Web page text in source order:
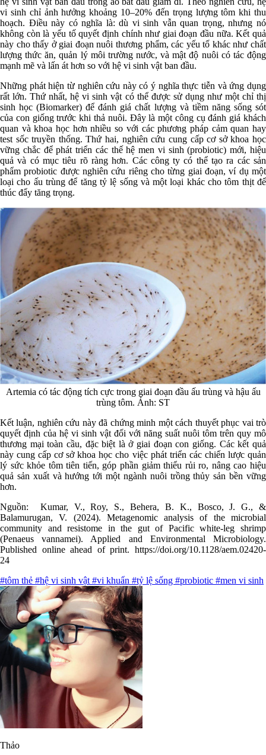
vi sinh chỉ ảnh hưởng khoảng 10–20% đến trọng lượng tôm khi thu
hoạch. Điều này có nghĩa là: dù vi sinh vẫn quan trọng, nhưng nó
không còn là yếu tố quyết định chính như giai đoạn đầu nữa. Kết quả
này cho thấy ở giai đoạn nuôi thương phẩm, các yếu tố khác như chất
lượng thức ăn, quản lý môi trường nước, và mật độ nuôi có tác động
mạnh mẽ và lấn át hơn so với hệ vi sinh vật ban đầu.
Những phát hiện từ nghiên cứu này có ý nghĩa thực tiễn và ứng dụng
rất lớn. Thứ nhất, hệ vi sinh vật có thể được sử dụng như một chỉ thị
sinh học (Biomarker) để đánh giá chất lượng và tiềm năng sống sót
của con giống trước khi thả nuôi. Đây là một công cụ đánh giá khách
quan và khoa học hơn nhiều so với các phương pháp cảm quan hay
test sốc truyền thống. Thứ hai, nghiên cứu cung cấp cơ sở khoa học
vững chắc để phát triển các thế hệ men vi sinh (probiotic) mới, hiệu
quả và có mục tiêu rõ ràng hơn. Các công ty có thể tạo ra các sản
phẩm probiotic được nghiên cứu riêng cho từng giai đoạn, ví dụ một
loại cho ấu trùng để tăng tỷ lệ sống và một loại khác cho tôm thịt để
thúc đẩy tăng trọng.
Artemia có tác động tích cực trong giai đoạn đầu ấu trùng và hậu ấu
trùng tôm. Ảnh: ST
Kết luận, nghiên cứu này đã chứng minh một cách thuyết phục vai trò
quyết định của hệ vi sinh vật đối với năng suất nuôi tôm trên quy mô
thương mại toàn cầu, đặc biệt là ở giai đoạn con giống. Các kết quả
này cung cấp cơ sở khoa học cho việc phát triển các chiến lược quản
lý sức khỏe tôm tiên tiến, góp phần giảm thiểu rủi ro, nâng cao hiệu
quả sản xuất và hướng tới một ngành nuôi trồng thủy sản bền vững
hơn.
Nguồn: Kumar, V., Roy, S., Behera, B. K., Bosco, J. G., &
Balamurugan, V. (2024). Metagenomic analysis of the microbial
community and resistome in the gut of Pacific white-leg shrimp
(Penaeus vannamei). Applied and Environmental Microbiology.
Published online ahead of print. https://doi.org/10.1128/aem.02420-
24
#tôm thẻ #hệ vi sinh vật #vi khuẩn #tỷ lệ sống #probiotic #men vi sinh
Thảo